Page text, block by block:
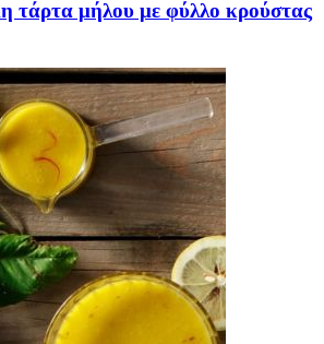
τάρτα μήλου με φύλλο κρούστας